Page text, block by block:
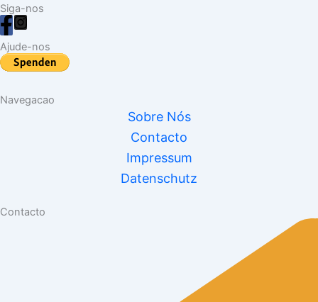
Siga-nos
Ajude-nos
Navegacao
Sobre Nós
Contacto
Impressum
Datenschutz
Contacto